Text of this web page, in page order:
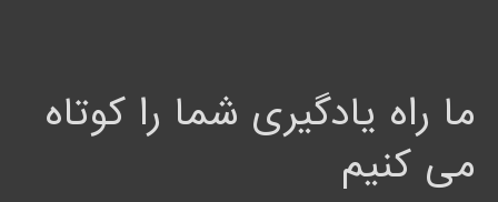
ما راه یادگیری شما را کوتاه
می کنیم